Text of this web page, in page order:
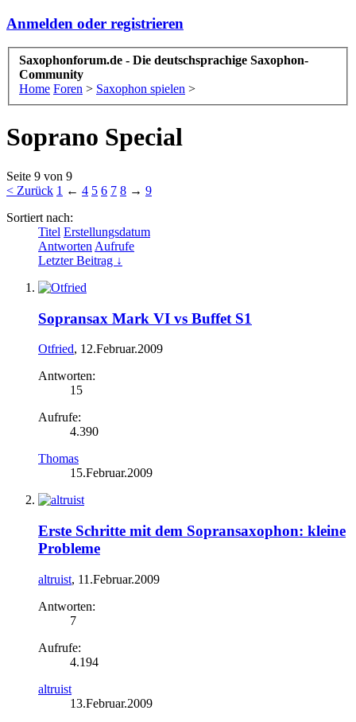
Anmelden oder registrieren
Saxophonforum.de - Die deutschsprachige Saxophon-
Community
Home Foren > Saxophon spielen >
Soprano Special
Seite 9 von 9
< Zurück 1 ← 4 5 6 7 8 → 9
Sortiert nach:
Titel Erstellungsdatum
Antworten Aufrufe
Letzter Beitrag ↓
Sopransax Mark VI vs Buffet S1
Otfried, 12.Februar.2009
Antworten:
15
Aufrufe:
4.390
Thomas
15.Februar.2009
Erste Schritte mit dem Sopransaxophon: kleine
Probleme
altruist, 11.Februar.2009
Antworten:
7
Aufrufe:
4.194
altruist
13.Februar.2009